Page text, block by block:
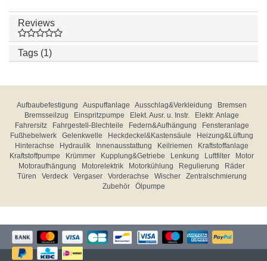
Reviews
Tags (1)
Aufbaubefestigung Auspuffanlage Ausschlag&Verkleidung
Bremsen
Bremsseilzug
Einspritzpumpe Elekt. Ausr. u. Instr.
Elektr. Anlage
Fahrersitz
Fahrgestell-Blechteile Federn&Aufhängung
Fensteranlage
Fußhebelwerk
Gelenkwelle Heckdeckel&Kastensäule
Heizung&Lüftung
Hinterachse
Hydraulik Innenausstattung Keilriemen
Kraftstoffanlage
Kraftstoffpumpe
Krümmer Kupplung&Getriebe Lenkung Luftfilter
Motor
Motoraufhängung
Motorelektrik Motorkühlung Regulierung
Räder
Türen
Verdeck Vergaser Vorderachse Wischer
Zentralschmierung
Zubehör
Ölpumpe